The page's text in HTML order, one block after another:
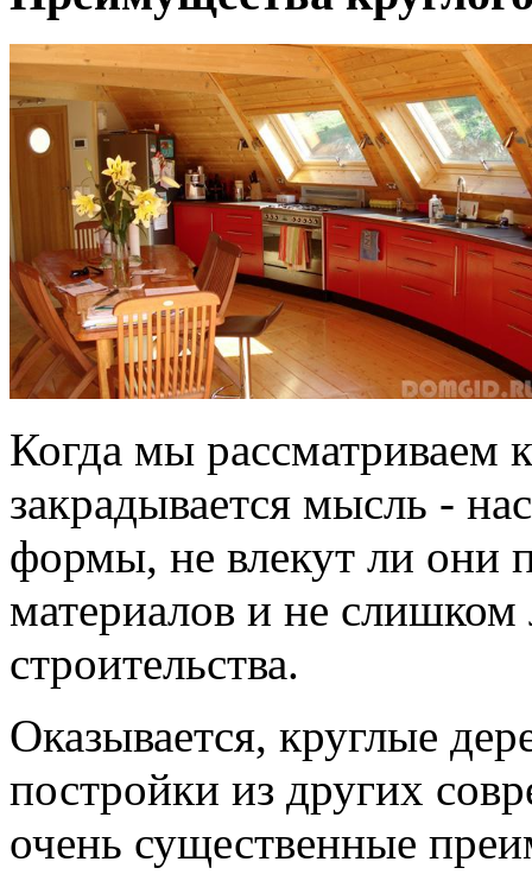
Когда мы рассматриваем
закрадывается мысль -
формы, не влекут ли они
материалов и не
строительства.
Оказывается, круглые
постройки из других
очень существенные